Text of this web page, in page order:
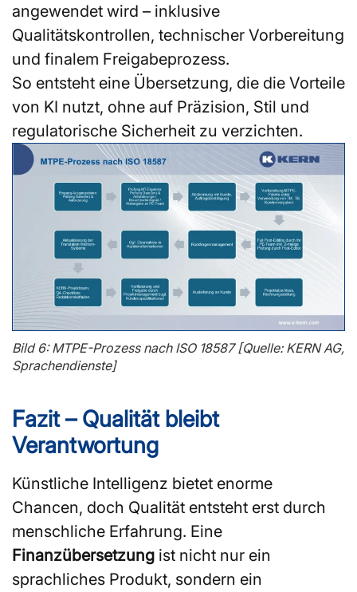
angewendet wird – inklusive
Qualitätskontrollen, technischer Vorbereitung
und finalem Freigabeprozess.
So entsteht eine Übersetzung, die die Vorteile
von KI nutzt, ohne auf Präzision, Stil und
regulatorische Sicherheit zu verzichten.
Bild 6: MTPE-Prozess nach ISO 18587 [Quelle: KERN AG,
Sprachendienste]
Fazit – Qualität bleibt
Verantwortung
Künstliche Intelligenz bietet enorme
Chancen, doch Qualität entsteht erst durch
menschliche Erfahrung. Eine
Finanzübersetzung ist nicht nur ein
sprachliches Produkt, sondern ein